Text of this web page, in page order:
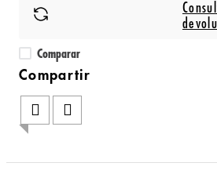
Comparar